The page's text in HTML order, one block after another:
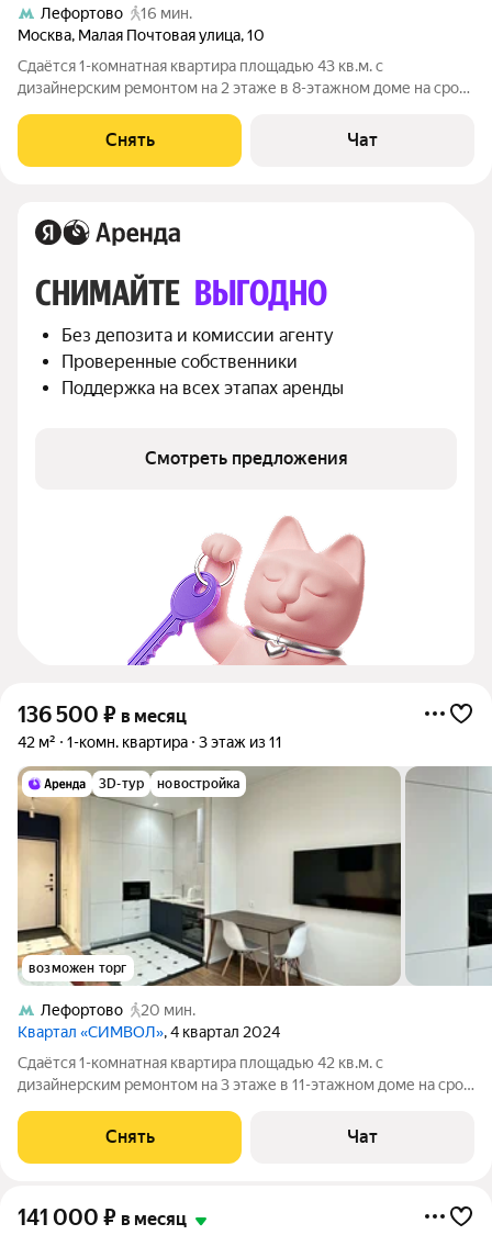
Лефортово
16 мин.
Москва, Малая Почтовая улица,10
Сдаётся 1-комнатная квартира площадью 43 кв.м. с
дизайнерским ремонтом на 2 этаже в 8-этажном доме на срок
Стиральная машина Холодильник Кондиционер
Микроволновка Дом - кирпичный, окна
Снять Чат
СНИМАЙТЕ ВЫГОДНО
Без депозита и комиссии агенту
Проверенные собственники
Поддержка на всех этапах аренды
Смотреть предложения
136 500 ₽ в месяц
42 м² 1-комн. квартира 3 этаж из 11
3D-тур новостройка
возможен торг
Лефортово
20 мин.
Квартал «СИМВОЛ», 4 квартал 2024
Сдаётся 1-комнатная квартира площадью 42 кв.м. с
дизайнерским ремонтом на 3 этаже в 11-этажном доме на срок
Стиральная машина Холодильник Посудомоечная машина
Снять Чат
141 000 ₽ в месяц